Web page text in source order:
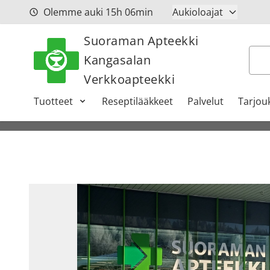
Siirry sisältöönOlemme auki 15h 06min Aukioloajat
Suoraman Apteekki
Kangasalan
Verkkoapteekki
Tuotteet Reseptilääkkeet Palvelut